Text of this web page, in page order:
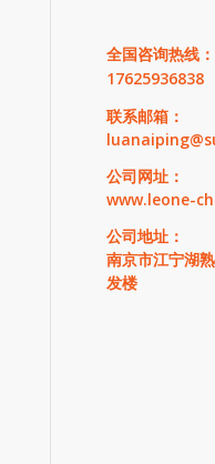
全国咨询热线：
17625936838
联系邮箱：
公司网址：
www.leone-
公司地址：
南京市江宁湖
发楼